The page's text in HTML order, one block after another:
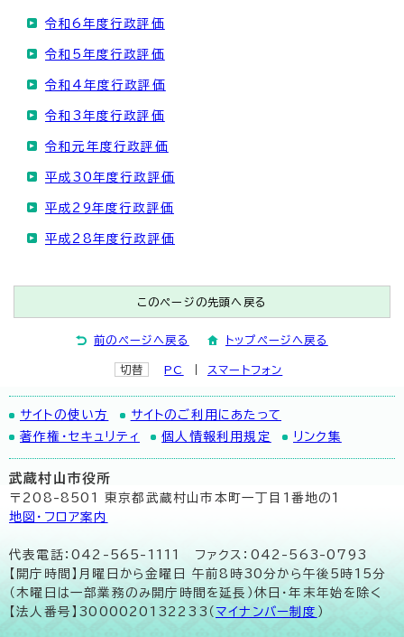
令和6年度行政評価
令和5年度行政評価
令和4年度行政評価
令和3年度行政評価
令和元年度行政評価
平成30年度行政評価
平成29年度行政評価
平成28年度行政評価
このページの先頭へ戻る
前のページへ戻る トップページへ戻る
切替 PC スマートフォン
サイトの使い方
サイトのご利用にあたって
著作権・セキュリティ
個人情報利用規定 リンク集
武蔵村山市役所
〒208-8501 東京都武蔵村山市本町一丁目1番地の1
地図･フロア案内
代表電話：042-565-1111 ファクス：042-563-0793
【開庁時間】月曜日から金曜日 午前8時30分から午後5時15分
（木曜日は一部業務のみ開庁時間を延長）休日・年末年始を除く
【法人番号】3000020132233（ マイナンバー制度 ）